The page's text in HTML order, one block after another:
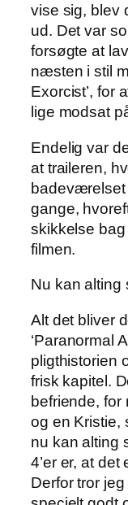
vise sig, blev
ud. Det var
forsøgte at
næsten i stil
Exorcist’, for
lige modsat
Endelig var
at traileren,
badeværelset
gange,
skikkelse
filmen.
Nu kan alting
Alt det bliver
‘Paranormal
pligthistorien
frisk kapitel.
befriende,
og en Kristie,
nu kan alting
4’er er, at
Derfor tror